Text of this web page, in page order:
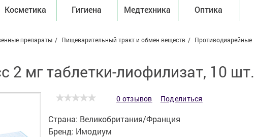
Косметика Гигиена Медтехника Оптика
препараты Пищеварительный тракт и обмен веществ Противодиарейные
2 мг таблетки-лиофилизат, 10 шт.
0 отзывов Поделиться
Страна: Великобритания/Франция
Бренд: Имодиум